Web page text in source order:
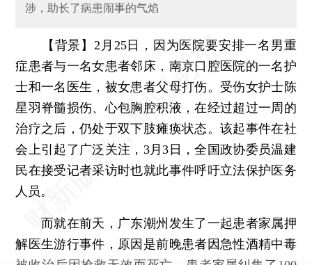
涉，助长了病患闹事的气焰
【背景】2月25日，因为医院要安排一名男重
症患者与一名女患者邻床，南京口腔医院的一名护
士和一名医生，被女患者父母打伤。受伤女护士陈
星羽脊髓损伤、心包胸腔积液，在经过超过一周的
治疗之后，仍处于双下肢瘫痪状态。该起事件在社
会上引起了广泛关注，3月3日，全国政协委员温建
民在接受记者采访时也就此事件呼吁立法保护医务
人员。
而就在前天，广东潮州发生了一起患者家属押
解医生游行事件，原因是前晚患者因急性酒精中毒